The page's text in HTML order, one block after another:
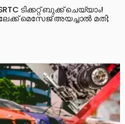
ടിക്കറ്റ് ബുക്ക് ചെയ്യാം!
മെസേജ് അയച്ചാൽ മതി;